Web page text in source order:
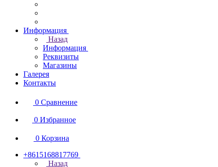
Информация
Назад
Информация
Реквизиты
Магазины
Галерея
Контакты
0 Сравнение
0 Избранное
0 Корзина
+8615168817769
Назад